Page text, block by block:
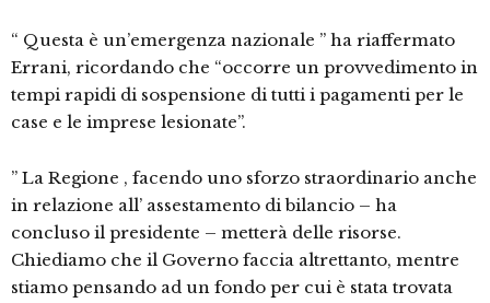
“ Questa è un’emergenza nazionale ” ha riaffermato
Errani, ricordando che “occorre un provvedimento in
tempi rapidi di sospensione di tutti i pagamenti per le
case e le imprese lesionate”.
” La Regione , facendo uno sforzo straordinario anche
in relazione all’ assestamento di bilancio – ha
concluso il presidente – metterà delle risorse.
Chiediamo che il Governo faccia altrettanto, mentre
stiamo pensando ad un fondo per cui è stata trovata